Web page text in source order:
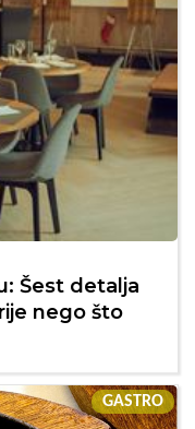
Šest detalja
nego što
GASTRO